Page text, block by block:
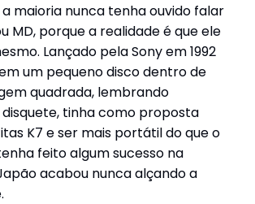
maioria nunca tenha ouvido falar
MD, porque a realidade é que ele
Lançado pela Sony em 1992
um pequeno disco dentro de
quadrada, lembrando
tinha como proposta
K7 e ser mais portátil do que o
feito algum sucesso na
acabou nunca alçando a